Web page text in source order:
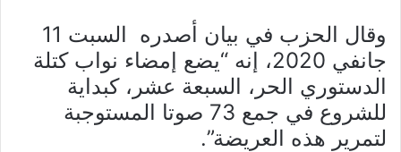
وقال الحزب في بيان أصدره السبت 11
جانفي 2020، إنه “يضع إمضاء نواب كتلة
الدستوري الحر، السبعة عشر، كبداية
للشروع في جمع 73 صوتا المستوجبة
لتمرير هذه العريضة”.